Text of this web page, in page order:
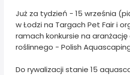
Już za tydzień - 15 września
w Łodzi na Targach Pet Fair i
ramach konkursie na aranżację
roślinnego - Polish
Do rywalizacji stanie 15